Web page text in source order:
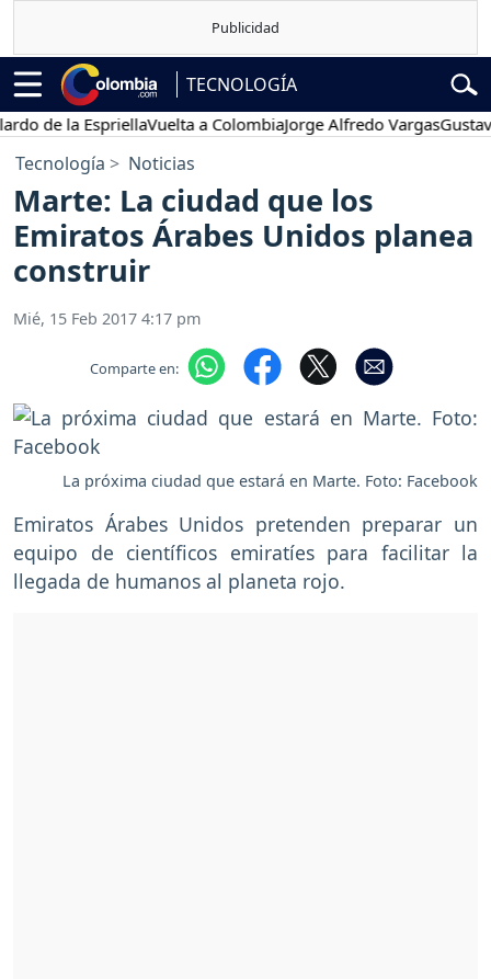
TECNOLOGÍA
la EspriellaVuelta a ColombiaJorge Alfredo VargasGustavo
Tecnología Noticias
Marte: La ciudad que los
Emiratos Árabes Unidos planea
construir
Mié, 15 Feb 2017 4:17 pm
Comparte en:
La próxima ciudad que estará en Marte. Foto: Facebook
Emiratos Árabes Unidos pretenden preparar un
equipo de científicos emiratíes para facilitar la
llegada de humanos al planeta rojo.